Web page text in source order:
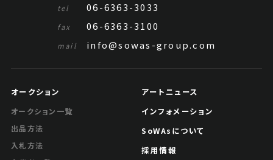
tel 06-6363-3033
fax 06-6363-3100
mail info@sowas-group.com
オークション
オークション一覧
出品方法
入札方法
アートニュース
インフォメーション
SoWAsについて
採用情報